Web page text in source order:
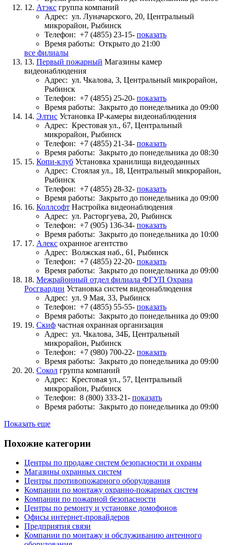
12. Атэкс группа компаний
Адрес: ул. Луначарского, 20, Центральный
микрорайон, Рыбинск
Телефон: +7 (4855) 23-15- показать
Время работы: Открыто до 21:00
все филиалы
13. Первый пожарный Магазины камер
видеонаблюдения
Адрес: ул. Чкалова, 3, Центральный микрорайон,
Рыбинск
Телефон: +7 (4855) 25-20- показать
Время работы: Закрыто до понедельника до 09:00
14. Элтис Установка IP-камеры видеонаблюдения
Адрес: Крестовая ул., 67, Центральный
микрорайон, Рыбинск
Телефон: +7 (4855) 21-34- показать
Время работы: Закрыто до понедельника до 08:30
15. Копи-клуб Установка хранилища видеоданных
Адрес: Стоялая ул., 18, Центральный микрорайон,
Рыбинск
Телефон: +7 (4855) 28-32- показать
Время работы: Закрыто до понедельника до 09:00
16. Коллсофт Настройка видеонаблюдения
Адрес: ул. Расторгуева, 20, Рыбинск
Телефон: +7 (905) 136-34- показать
Время работы: Закрыто до понедельника до 10:00
17. Алекс охранное агентство
Адрес: Волжская наб., 61, Рыбинск
Телефон: +7 (4855) 22-20- показать
Время работы: Закрыто до понедельника до 09:00
18. Межрайонный отдел филиала ФГУП Охрана
Росгвардии Установка систем видеонаблюдения
Адрес: ул. 9 Мая, 33, Рыбинск
Телефон: +7 (4855) 55-55- показать
Время работы: Закрыто до понедельника до 09:00
19. Скиф частная охранная организация
Адрес: ул. Чкалова, 34Б, Центральный
микрорайон, Рыбинск
Телефон: +7 (980) 700-22- показать
Время работы: Закрыто до понедельника до 09:00
20. Сокол группа компаний
Адрес: Крестовая ул., 57, Центральный
микрорайон, Рыбинск
Телефон: 8 (800) 333-21- показать
Время работы: Закрыто до понедельника до 09:00
Показать еще
Похожие категории
Центры по продаже систем безопасности и охраны
Магазины охранных систем
Центры противопожарного оборудования
Компании по монтажу охранно-пожарных систем
Компании по пожарной безопасности
Центры по ремонту и установке домофонов
Офисы интернет-провайдеров
Предприятия связи
Компании по монтажу и обслуживанию антенного